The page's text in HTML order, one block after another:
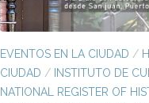
EVENTOS EN LA CIUDAD /
CIUDAD / INSTITUTO DE
NATIONAL REGISTER OF